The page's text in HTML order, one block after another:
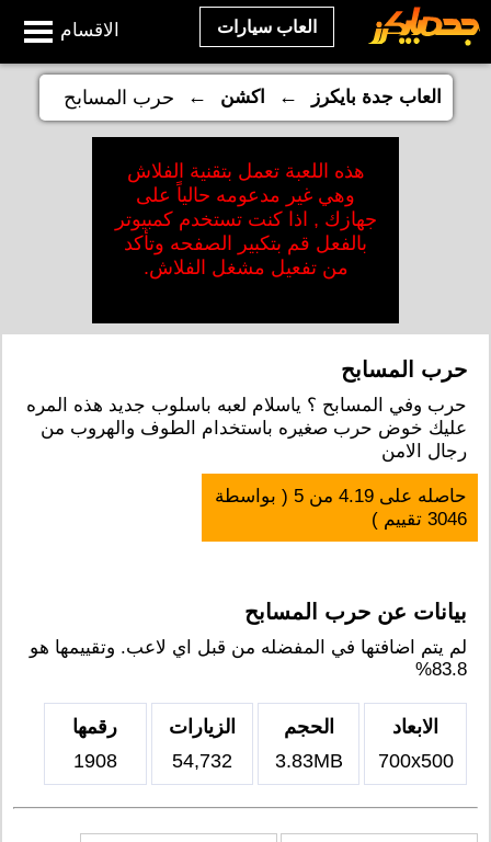
الاقسام العاب سيارات
العاب جدة بايكرز ← اكشن ← حرب المسابح
هذه اللعبة تعمل بتقنية الفلاش
وهي غير مدعومه حالياً على
جهازك , اذا كنت تستخدم كمبيوتر
بالفعل قم بتكبير الصفحه وتأكد
من تفعيل مشغل الفلاش.
حرب المسابح
حرب وفي المسابح ؟ ياسلام لعبه باسلوب جديد هذه المره
عليك خوض حرب صغيره باستخدام الطوف والهروب من
رجال الامن
حاصله على4.19 من5 ( بواسطة
3046 تقييم )
بيانات عن حرب المسابح
لم يتم اضافتها في المفضله من قبل اي لاعب. وتقييمها هو
83.8%
الابعاد
700x500
الحجم
3.83MB
الزيارات
54,732
رقمها
1908